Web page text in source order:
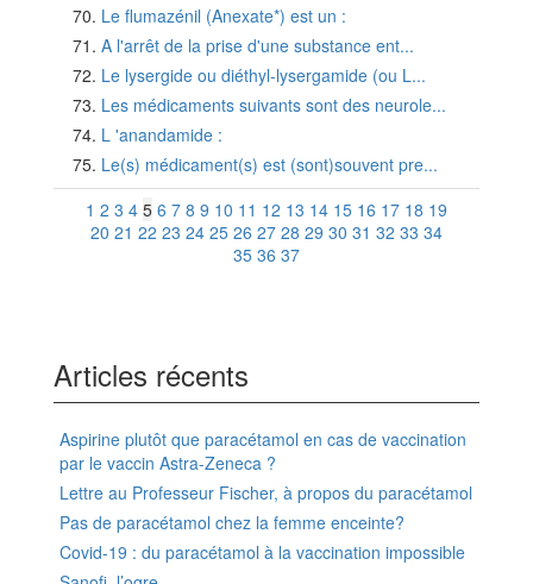
Le flumazénil (Anexate*) est un :
A l'arrêt de la prise d'une substance ent...
Le lysergide ou diéthyl-lysergamide (ou L...
Les médicaments suivants sont des neurole...
L 'anandamide :
Le(s) médicament(s) est (sont)souvent pre...
1 2 3 4 5 6 7 8 9 10 11 12 13 14 15 16 17 18 19
20 21 22 23 24 25 26 27 28 29 30 31 32 33 34
35 36 37
Articles récents
Aspirine plutôt que paracétamol en cas de vaccination
par le vaccin Astra-Zeneca ?
Lettre au Professeur Fischer, à propos du paracétamol
Pas de paracétamol chez la femme enceinte?
Covid-19 : du paracétamol à la vaccination impossible